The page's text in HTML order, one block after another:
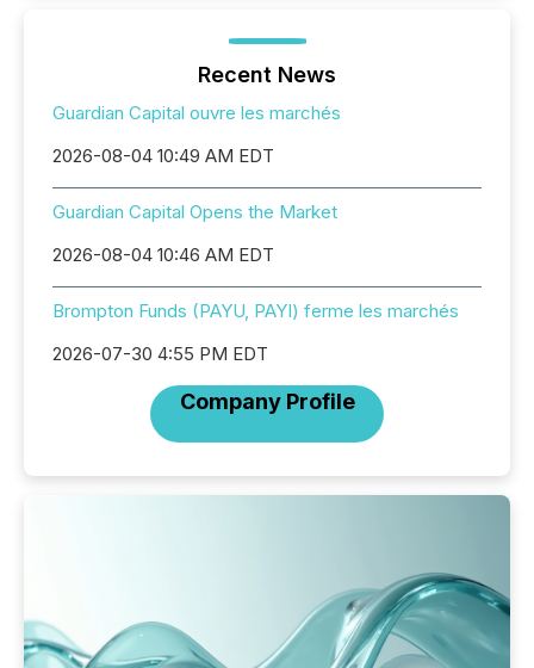
Recent News
Guardian Capital ouvre les marchés
2026-08-04 10:49 AM EDT
Guardian Capital Opens the Market
2026-08-04 10:46 AM EDT
Brompton Funds (PAYU, PAYI) ferme les marchés
2026-07-30 4:55 PM EDT
Company Profile